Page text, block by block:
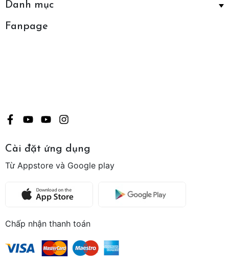
Danh mục
Fanpage
Cài đặt ứng dụng
Từ Appstore và Google play
Chấp nhận thanh toán